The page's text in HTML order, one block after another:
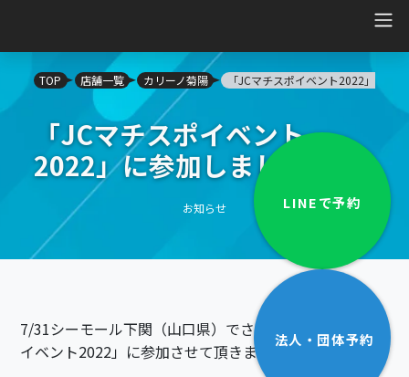
TOP 店舗一覧 カリーノ菊陽 「JCマチスポイベント2022」に参
「JCマチスポイベント
2022」に参加しました！
お知らせ LINEで予約
法人・団体予約
7/31シーモール下関（山口県）でされた「JCマチスポ
イベント2022」に参加させて頂きました！